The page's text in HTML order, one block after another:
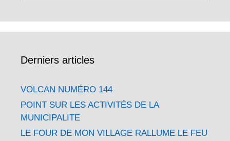
Derniers articles
VOLCAN NUMÉRO 144
POINT SUR LES ACTIVITÉS DE LA
MUNICIPALITE
LE FOUR DE MON VILLAGE RALLUME LE FEU